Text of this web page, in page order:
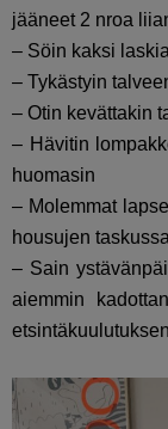
jääneet 2 nroa
– Söin kaksi
– Tykästyin
– Otin kevättakin
– Hävitin
huomasin
– Molemmat
housujen taskussa
– Sain
aiemmin